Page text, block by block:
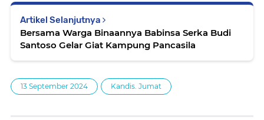
Artikel Selanjutnya
Bersama Warga Binaannya Babinsa Serka Budi
Santoso Gelar Giat Kampung Pancasila
13 September 2024 Kandis. Jumat